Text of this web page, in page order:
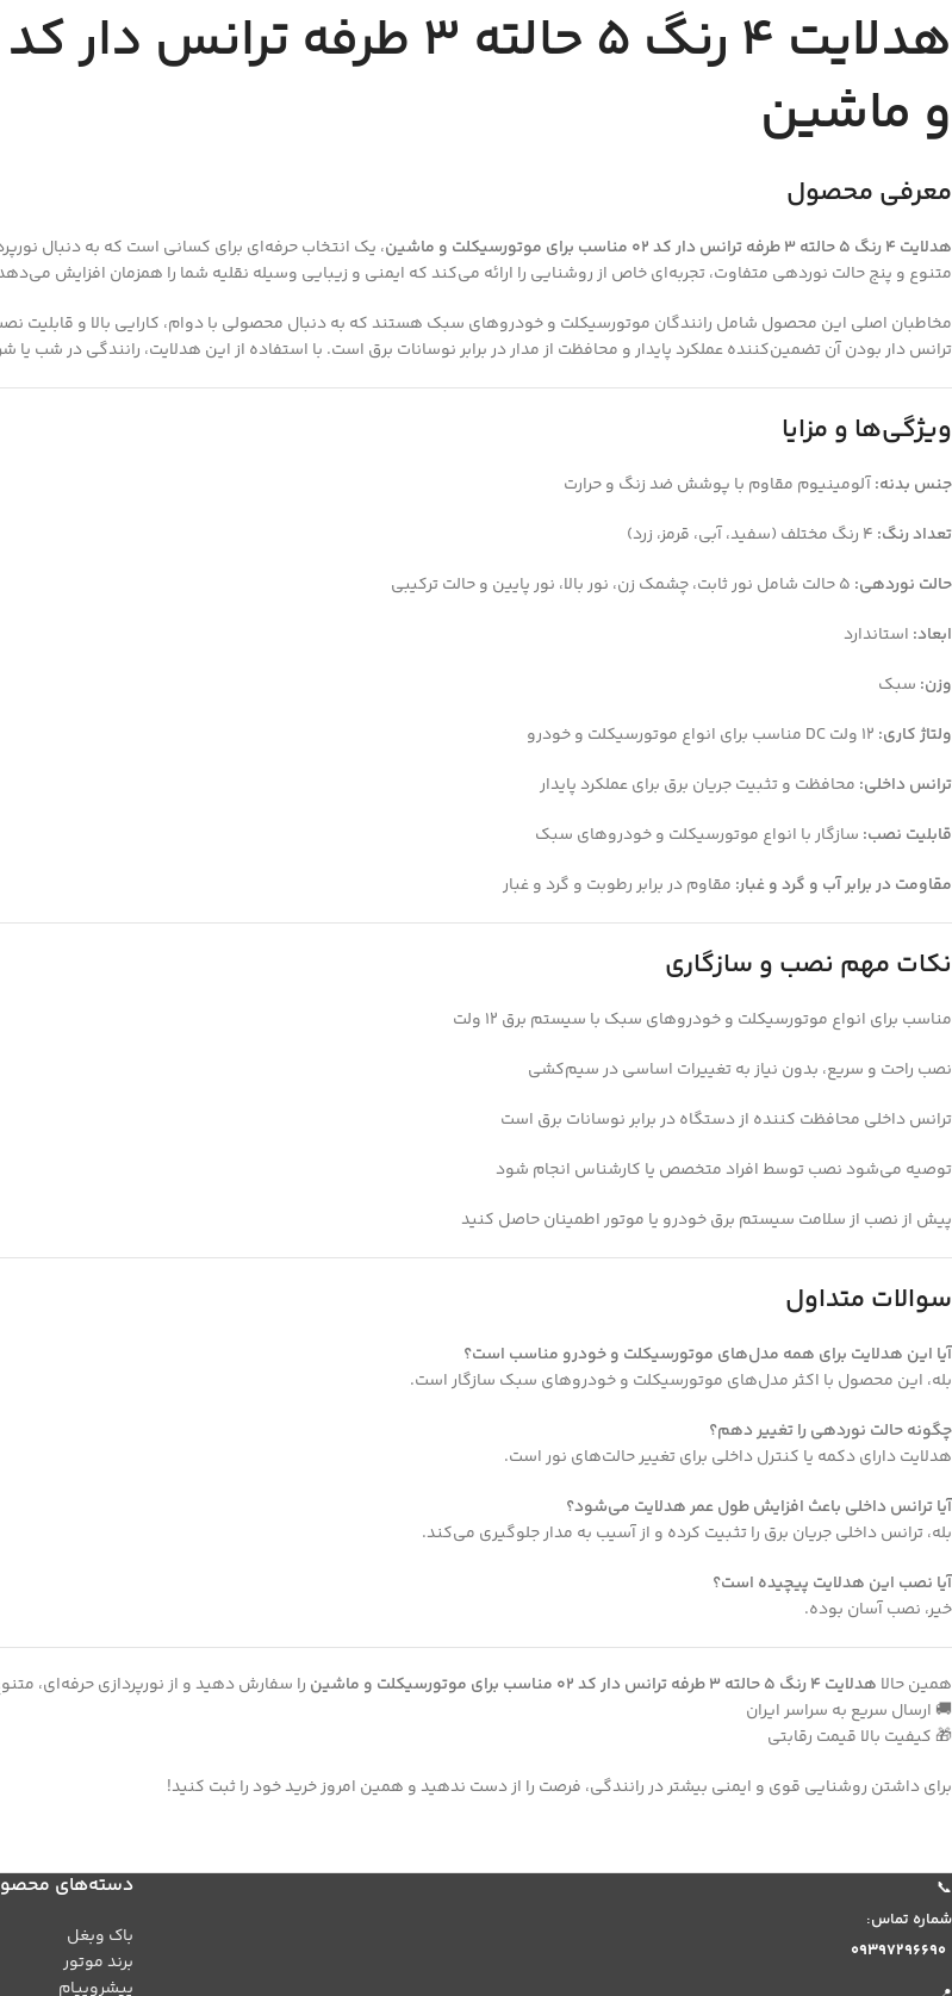
و ماشین
معرفی محصول
هدلایت 4 رنگ 5 حالته 3 طرفه ترانس دار کد 02 مناسب برای موتورسیکلت و ماشین
، یک انتخاب حرفه‌ای برای کسانی است که به دنبال
متنوع و پنج حالت نوردهی متفاوت، تجربه‌ای خاص از روشنایی را ارائه می‌کند که ایمنی و زیبایی وسیله نقلیه شما را همزمان افزایش
مخاطبان اصلی این محصول شامل رانندگان موتورسیکلت و خودروهای سبک هستند که به دنبال محصولی با دوام، کارایی بالا و
ترانس دار بودن آن تضمین‌کننده عملکرد پایدار و محافظت از مدار در برابر نوسانات برق است. با استفاده از این هدلایت، رانندگی در شب
ویژگی‌ها و مزایا
جنس بدنه:آلومینیوم مقاوم با پوشش ضد زنگ و حرارت
تعداد رنگ:
حالت نوردهی:
ابعاد: استاندارد
وزن: سبک
ولتاژ کاری:
ترانس داخلی: محافظت و تثبیت جریان برق برای عملکرد پایدار
قابلیت نصب: سازگار با انواع موتورسیکلت و خودروهای سبک
مقاومت در برابر آب و گرد و غبار: مقاوم در برابر رطوبت و گرد و غبار
نکات مهم نصب و سازگاری
مناسب برای انواع موتورسیکلت و خودروهای سبک با سیستم برق 12 ولت
نصب راحت و سریع، بدون نیاز به تغییرات اساسی در سیم‌کشی
ترانس داخلی محافظت کننده از دستگاه در برابر نوسانات برق است
توصیه می‌شود نصب توسط افراد متخصص یا کارشناس انجام شود
پیش از نصب از سلامت سیستم برق خودرو یا موتور اطمینان حاصل کنید
سوالات متداول
آیا این هدلایت برای همه مدل‌های موتورسیکلت و خودرو مناسب است؟
بله، این محصول با اکثر مدل‌های موتورسیکلت و خودروهای سبک سازگار است.
چگونه حالت نوردهی را تغییر دهم؟
هدلایت دارای دکمه یا کنترل داخلی برای تغییر حالت‌های نور است.
آیا ترانس داخلی باعث افزایش طول عمر هدلایت می‌شود؟
بله، ترانس داخلی جریان برق را تثبیت کرده و از آسیب به مدار جلوگیری می‌کند.
آیا نصب این هدلایت پیچیده است؟
خیر، نصب آسان بوده.
همین حالا هدلایت 4 رنگ 5 حالته 3 طرفه ترانس دار کد 02 مناسب برای موتورسیکلت و ماشین
را سفارش دهید و از نورپردازی حرفه‌ای،
🚚 ارسال سریع به سراسر ایران
🎁 کیفیت بالا قیمت رقابتی
برای داشتن روشنایی قوی و ایمنی بیشتر در رانندگی، فرصت را از دست ندهید و همین امروز خرید خود را ثبت کنید!
📞
شماره تماس:
۰۹۳۹۷۲۹۶۶۹۰
دسته‌های
باک وبغل
برند موتور
پیشروپیام